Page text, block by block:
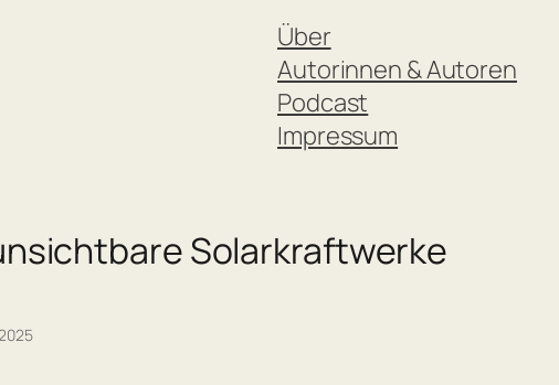
Über
Autorinnen & Autoren
Podcast
Impressum
Solarkraftwerke